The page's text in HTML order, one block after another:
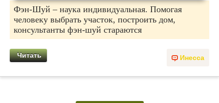
Фэн-Шуй – наука индивидуальная. Помогая
человеку выбрать участок, построить дом,
консультанты фэн-шуй стараются
Инесса
Читать